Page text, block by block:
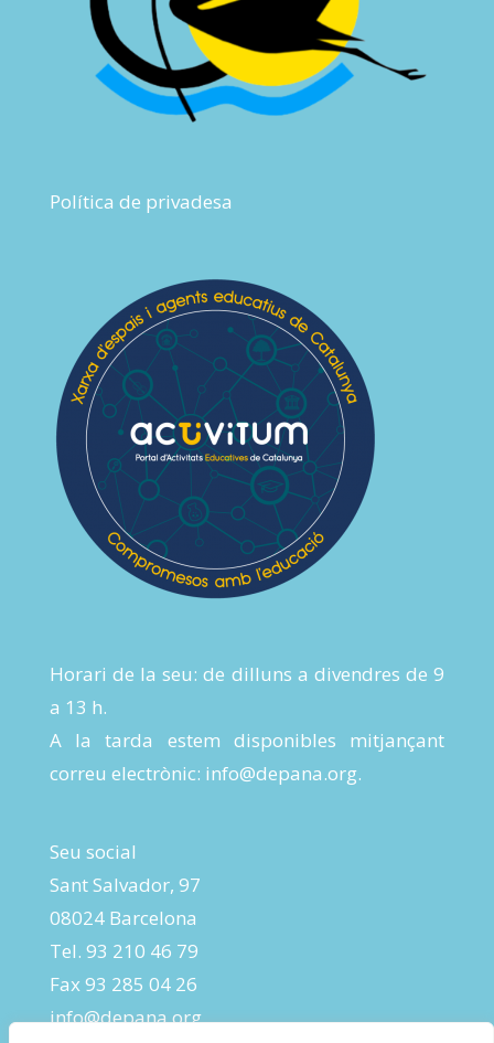
Política de privadesa
Horari de la seu: de dilluns a divendres de 9
a 13 h.
A la tarda estem disponibles mitjançant
correu electrònic: info@depana.org.
Seu social
Sant Salvador, 97
08024 Barcelona
Tel. 93 210 46 79
Fax 93 285 04 26
info@depana.org